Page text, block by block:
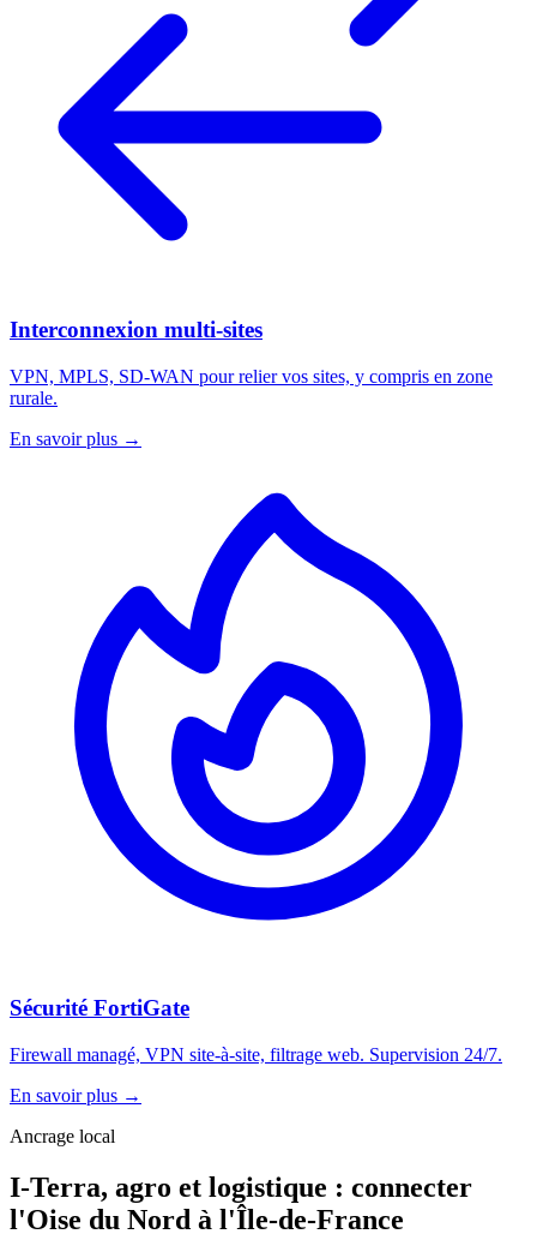
Interconnexion multi-sites
VPN, MPLS, SD-WAN pour relier vos sites, y compris en zone
rurale.
En savoir plus →
Sécurité FortiGate
Firewall managé, VPN site-à-site, filtrage web. Supervision 24/7.
En savoir plus →
Ancrage local
I-Terra, agro et logistique : connecter
l'Oise du Nord à l'Île-de-France